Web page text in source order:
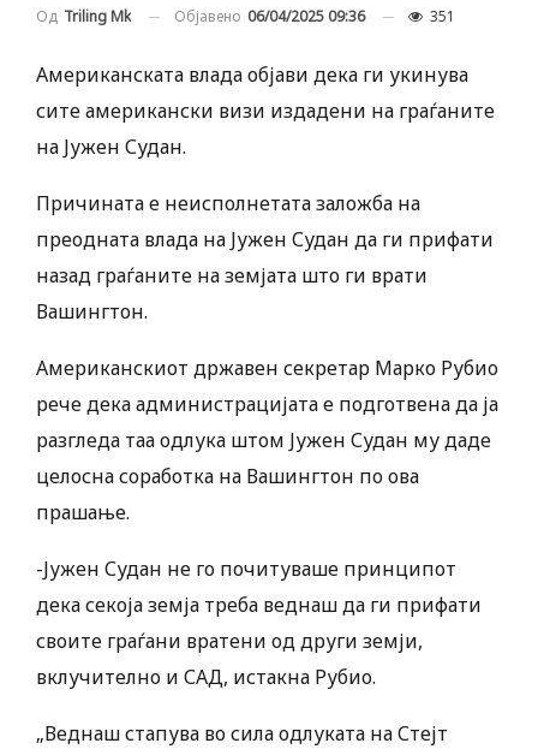
Од Triling Mk Објавено 06/04/2025 09:36 351
Американската влада објави дека ги укинува
сите американски визи издадени на граѓаните
на Јужен Судан.
Причината е неисполнетата заложба на
преодната влада на Јужен Судан да ги прифати
назад граѓаните на земјата што ги врати
Вашингтон.
Американскиот државен секретар Марко Рубио
рече дека администрацијата е подготвена да ја
разгледа таа одлука штом Јужен Судан му даде
целосна соработка на Вашингтон по ова
прашање.
-Јужен Судан не го почитуваше принципот
дека секоја земја треба веднаш да ги прифати
своите граѓани вратени од други земји,
вклучително и САД, истакна Рубио.
„Веднаш стапува во сила одлуката на Стејт